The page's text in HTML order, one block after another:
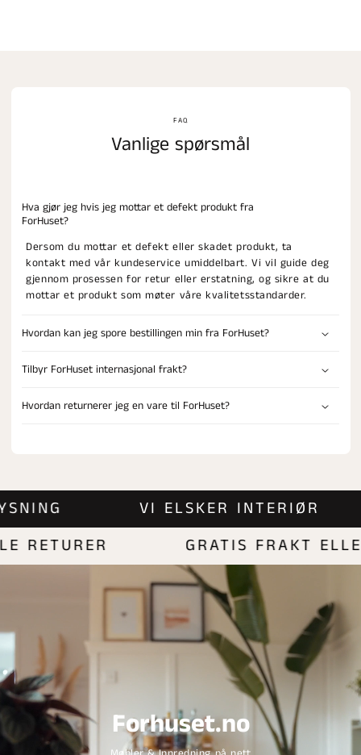
FAQ
Vanlige spørsmål
Hva gjør jeg hvis jeg mottar et defekt produkt fra
ForHuset?
Dersom du mottar et defekt eller skadet produkt, ta
kontakt med vår kundeservice umiddelbart. Vi vil guide deg
gjennom prosessen for retur eller erstatning, og sikre at du
mottar et produkt som møter våre kvalitetsstandarder.
Hvordan kan jeg spore bestillingen min fra ForHuset?
Tilbyr ForHuset internasjonal frakt?
Hvordan returnerer jeg en vare til ForHuset?
VI ELSKER INTERIØR
GRATIS FRAKT ELLER
Forhuset.no